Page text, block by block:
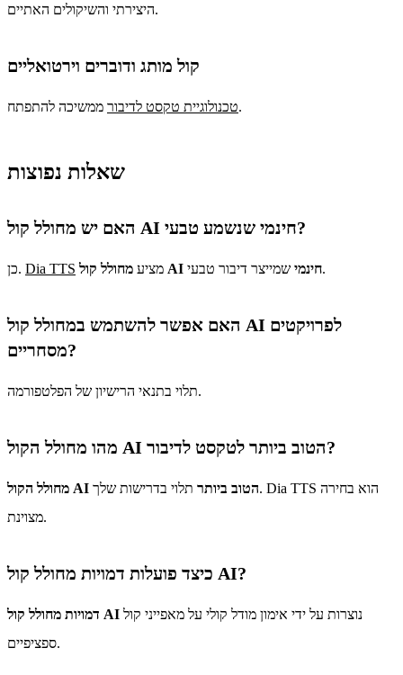
היצירתי והשיקולים האתיים.
קול מותג ודוברים וירטואליים
טכנולוגיית טקסט לדיבורממשיכה להתפתח.
שאלות נפוצות
האם יש מחולל קול AI חינמי שנשמע טבעי?
כן. Dia TTS מציע מחולל קול AI חינמישמייצר דיבור טבעי.
האם אפשר להשתמש במחולל קול AI לפרויקטים
מסחריים?
תלוי בתנאי הרישיון של הפלטפורמה.
מהו מחולל הקול AI הטוב ביותר לטקסט לדיבור?
מחולל הקול AI הטוב ביותר תלוי בדרישות שלך. Dia TTS הוא בחירה
מצוינת.
כיצד פועלות דמויות מחולל קול AI?
דמויות מחולל קול AI
ספציפיים.